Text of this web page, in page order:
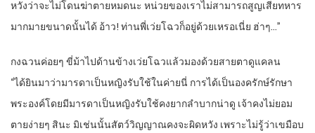
หวังว่าจะไม่โดนฆ่าตายหมดนะ หน่วยของเราไม่สามารถสูญเสียทหาร
มากมายขนาดนั้นได้ อ้าว! ท่านพี่เว่ยโฉวก็อยู่ด้วยเหรอเนี่ย ฮ่าๆ…”
กงฉวนค่อยๆ ขี่ม้าไปด้านข้างเว่ยโฉวแล้วมองด้วยสายตาดูแคลน
“ได้ยินมาว่ามารดาเป็นหญิงรับใช้ในค่ายนี่ การได้เป็นองครักษ์รักษา
พระองค์โดยมีมารดาเป็นหญิงรับใช้คงยากลำบากน่าดู เจ้าคงไม่ยอม
ตายง่ายๆ สินะ มิเช่นนั้นสัตว์วิญญาณคงจะผิดหวัง เพราะไม่รู้ว่าเขมือบ